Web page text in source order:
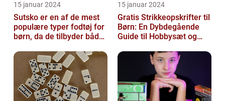
15 januar 2024
Sutsko er en af de mest
populære typer fodtøj for
børn, da de tilbyder både
15 januar 2024
Gratis Strikkeopskrifter til
Børn: En Dybdegående
Guide til Hobbysæt og